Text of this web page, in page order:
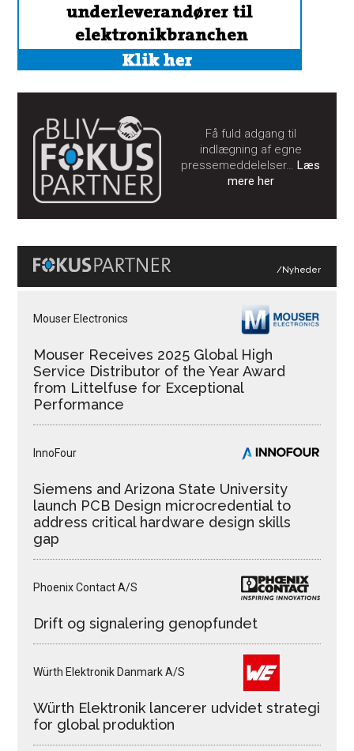
Få fuld adgang til
indlægning af egne
pressemeddelelser…Læs
mere her
/Nyheder
Mouser Electronics
Mouser Receives 2025 Global High
Service Distributor of the Year Award
from Littelfuse for Exceptional
Performance
InnoFour
Siemens and Arizona State University
launch PCB Design microcredential to
address critical hardware design skills
gap
Phoenix Contact A/S
Drift og signalering genopfundet
Würth Elektronik Danmark A/S
Würth Elektronik lancerer udvidet strategi
for global produktion